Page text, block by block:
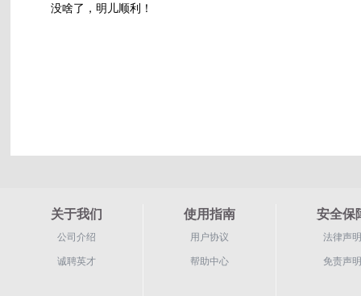
没啥了，明儿顺利！
关于我们
公司介绍
诚聘英才
使用指南
用户协议
帮助中心
安全保
法律声明
免责声明